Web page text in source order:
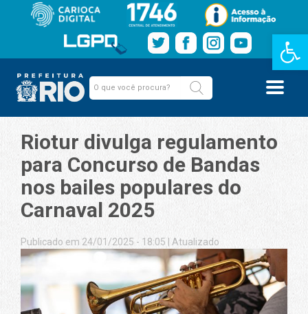
Barra de
Riotur divulga regulamento
para Concurso de Bandas
nos bailes populares do
Carnaval 2025
Publicado em 24/01/2025 - 18:05 Atualizado